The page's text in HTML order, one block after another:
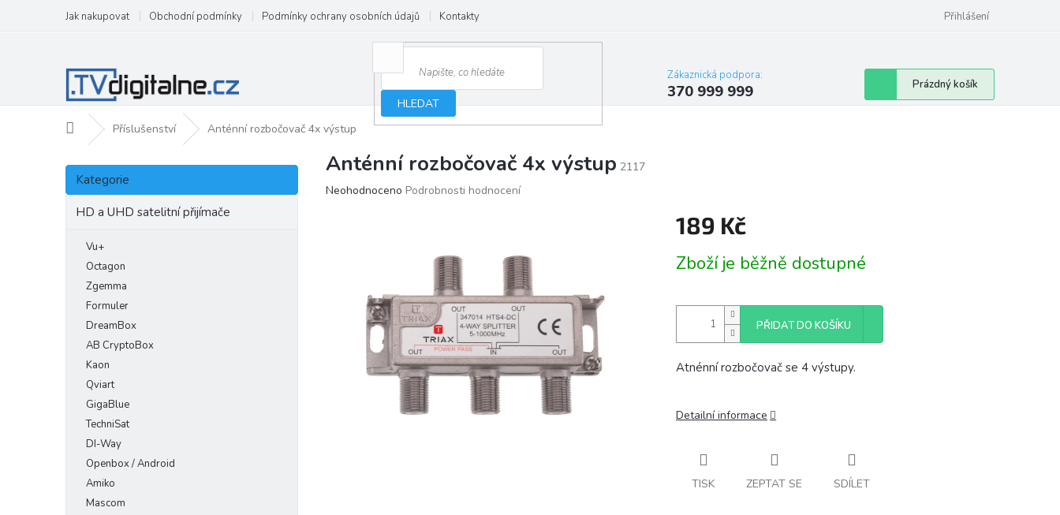
obsah
Jak nakupovat Obchodní podmínky Podmínky ochrany osobních údajů Kontakty Přihlášení
HLEDAT
Zákaznická podpora:
370 999 999
Nákupní
košík
Prázdný košík
Domů Příslušenství Anténní rozbočovač 4x výstup
P
s
Přeskočit
kategorie
Kategorie
HD a UHD satelitní přijímače
Vu+
Octagon
Zgemma
Formuler
DreamBox
AB CryptoBox
Kaon
Qviart
GigaBlue
TechniSat
DI-Way
Openbox / Android
Amiko
Mascom
Anténní rozbočovač 4x výstup 2117
Průměrné
hvězdiček.
Neohodnoceno Podrobnosti hodnocení
189 Kč
cena:
Zboží je běžně dostupné
PŘIDAT DO KOŠÍKU
Atnénní rozbočovač se 4 výstupy.
Detailní informace
TISK ZEPTAT SE SDÍLET